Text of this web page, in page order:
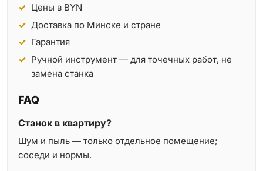
Цены в BYN
Доставка по Минске и стране
Гарантия
Ручной инструмент — для точечных работ, не
замена станка
FAQ
Станок в квартиру?
Шум и пыль — только отдельное помещение;
соседи и нормы.